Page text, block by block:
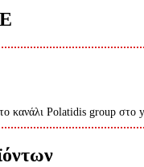
κανάλι Polatidis group στο